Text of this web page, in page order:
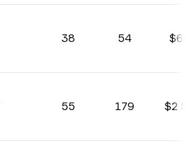
38 54
55 179 $2